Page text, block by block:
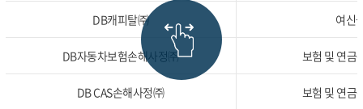
DB캐피탈㈜ 여신
DB자동차보험손해사정㈜ 보험 및 연금
DB CAS손해사정㈜ 보험 및 연금